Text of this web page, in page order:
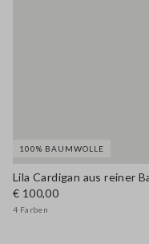
100% BAUMWOLLE
€ 100,00
4 Farben